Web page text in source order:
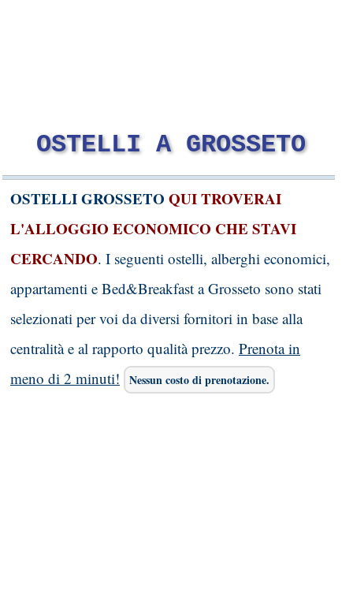
OSTELLI A GROSSETO
OSTELLI GROSSETO QUI TROVERAI
L'ALLOGGIO ECONOMICO CHE STAVI
CERCANDO. I seguenti ostelli, alberghi economici,
appartamenti e Bed&Breakfast a Grosseto sono stati
selezionati per voi da diversi fornitori in base alla
centralità e al rapporto qualità prezzo. Prenota in
meno di 2 minuti!
Nessun costo di prenotazione.